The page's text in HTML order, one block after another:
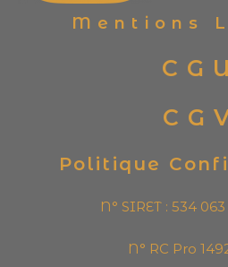
Mentions
CGU
Politique
N° SIRET : 534
N° RC Pro